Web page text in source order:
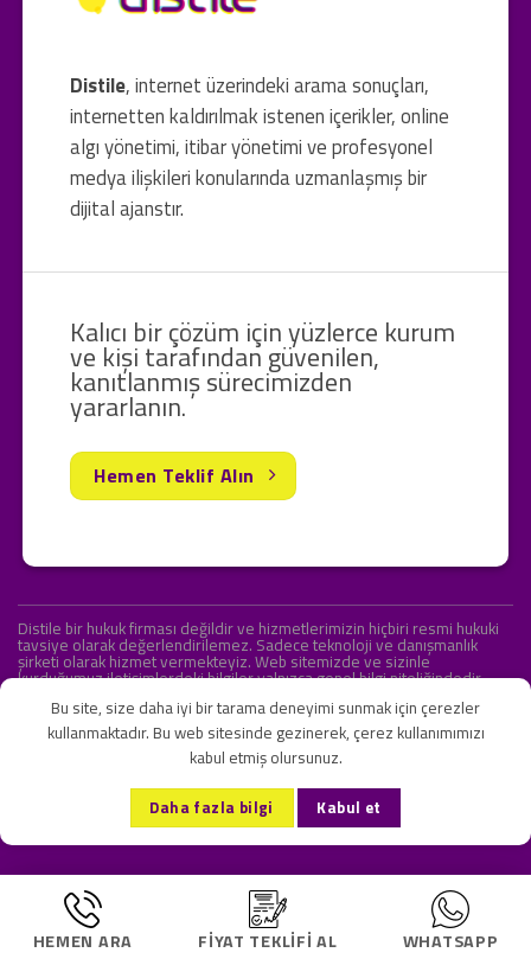
Distile, internet üzerindeki arama sonuçları,
internetten kaldırılmak istenen içerikler, online
algı yönetimi, itibar yönetimi ve profesyonel
medya ilişkileri konularında uzmanlaşmış bir
dijital ajanstır.
Kalıcı bir çözüm için yüzlerce kurum
ve kişi tarafından güvenilen,
kanıtlanmış sürecimizden
yararlanın.
Hemen Teklif Alın
Distile bir hukuk firması değildir ve hizmetlerimizin hiçbiri resmi hukuki
tavsiye olarak değerlendirilemez. Sadece teknoloji ve danışmanlık
şirketi olarak hizmet vermekteyiz. Web sitemizde ve sizinle
kurduğumuz iletişimlerdeki bilgiler yalnızca genel bilgi niteliğindedir.
KVKK ve Gizlilik Sözleşmesi S.S.S. İletişim
Copyright 2026 ©Onlipr Teknoloji ve Ticaret A.Ş.
HEMEN ARA FIYAT TEKLIFI AL WHATSAPP
Bu site, size daha iyi bir tarama deneyimi sunmak için çerezler
kullanmaktadır. Bu web sitesinde gezinerek, çerez kullanımımızı
kabul etmiş olursunuz.
Daha fazla bilgi Kabul et